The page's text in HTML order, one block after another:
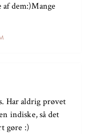
af dem:)Mange
Har aldrig prøvet
indiske, så det
gøre :)